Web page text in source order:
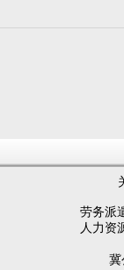
劳务派
人力资
冀